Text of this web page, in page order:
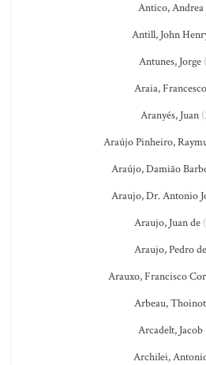
Antico, Andrea
Antill, John
Antunes, Jorge
Araia, Francesco
Aranyés, Juan
Araújo Pinheiro,
Araújo, Damião
Araujo, Dr. Antonio
Araujo, Juan de
Araujo, Pedro de
Arauxo, Francisco
Arbeau, Thoinot
Arcadelt, Jacob
Archilei,